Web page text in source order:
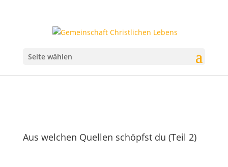
Seite wählen
Aus welchen Quellen schöpfst du (Teil 2)